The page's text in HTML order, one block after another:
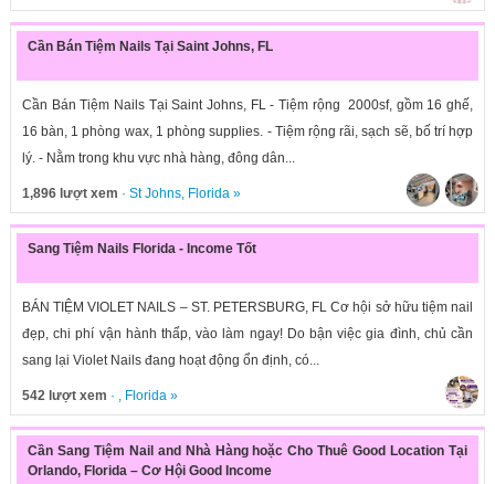
Cần Bán Tiệm Nails Tại Saint Johns, FL
Cần Bán Tiệm Nails Tại Saint Johns, FL - Tiệm rộng 2000sf, gồm 16 ghế,
16 bàn, 1 phòng wax, 1 phòng supplies. - Tiệm rộng rãi, sạch sẽ, bố trí hợp
lý. - Nằm trong khu vực nhà hàng, đông dân...
1,896 lượt xem · St Johns, Florida»
Sang Tiệm Nails Florida - Income Tốt
BÁN TIỆM VIOLET NAILS – ST. PETERSBURG, FL Cơ hội sở hữu tiệm nail
đẹp, chi phí vận hành thấp, vào làm ngay! Do bận việc gia đình, chủ cần
sang lại Violet Nails đang hoạt động ổn định, có...
542 lượt xem · , Florida»
Cần Sang Tiệm Nail and Nhà Hàng hoặc Cho Thuê Good Location Tại
Orlando, Florida – Cơ Hội Good Income